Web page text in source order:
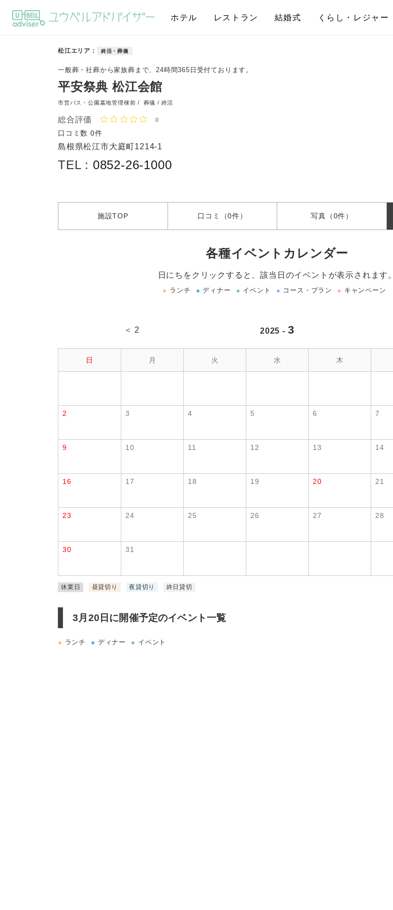
ホテル レストラン 結婚式 くらし・レジャー
松江エリア 終活・葬儀
一般葬・社葬から家族葬まで、24時間365日受付ております。
平安祭典 松江会館
市営バス・公園墓地管理棟前 / 葬儀 / 終活
総合評価 0
口コミ数 0件
島根県松江市大庭町1214-1
TEL : 0852-26-1000
施設TOP 口コミ （0件） 写真 （0件）
各種イベントカレンダー
日にちをクリックすると、該当日のイベントが表示されます。
● ランチ ● ディナー ● イベント ● コース・プラン ● キャンペーン
＜ 2 2025 - 3
日 月 火 水 木
2 3 4 5 6 7
9 10 11 12 13 14
16 17 18 19 20 21
23 24 25 26 27 28
30 31
休業日 昼貸切り 夜貸切り 終日貸切
3月20日に開催予定のイベント一覧
● ランチ ● ディナー ● イベント